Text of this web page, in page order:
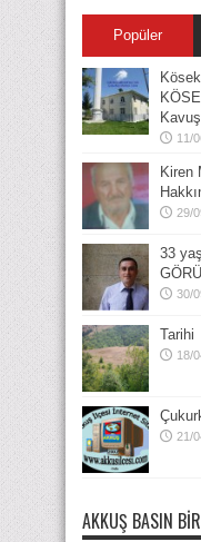
Popüler
11/
Kiren
29/
33
30/
Tarihi
18/
21/
AKKUŞ BASIN